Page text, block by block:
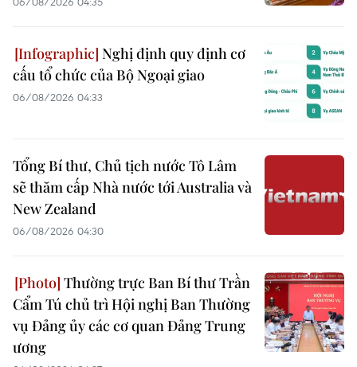
Nghị định quy định cơ
cấu tổ chức của Bộ Ngoại giao
06/08/2026 04:33
Tổng Bí thư, Chủ tịch nước Tô Lâm
sẽ thăm cấp Nhà nước tới Australia và
New Zealand
06/08/2026 04:30
Thường trực Ban Bí thư Trần
Cẩm Tú chủ trì Hội nghị Ban Thường
vụ Đảng ủy các cơ quan Đảng Trung
ương